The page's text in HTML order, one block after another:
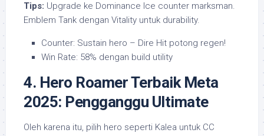
Tips: Upgrade ke Dominance Ice counter marksman.
Emblem Tank dengan Vitality untuk durability.
Counter: Sustain hero – Dire Hit potong regen!
Win Rate: 58% dengan build utility
4. Hero Roamer Terbaik Meta
2025: Pengganggu Ultimate
Oleh karena itu, pilih hero seperti Kalea untuk CC